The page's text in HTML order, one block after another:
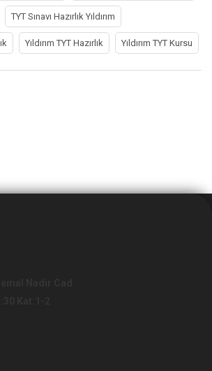
TYT Sınavı Hazırlık Yıldırım
Yıldırım TYT Hazırlık Yıldırım TYT Kursu